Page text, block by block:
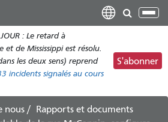
contenu
principal
: Le retard à
et de Mississippi est résolu.
les deux sens) reprend
incidents signalés au cours
S'abonner
nous
Rapports et documents